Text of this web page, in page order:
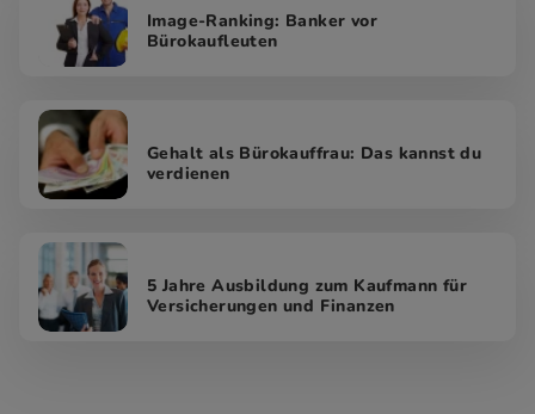
Image-Ranking: Banker vor
Bürokaufleuten
Gehalt als Bürokauffrau: Das kannst du
verdienen
5 Jahre Ausbildung zum Kaufmann für
Versicherungen und Finanzen